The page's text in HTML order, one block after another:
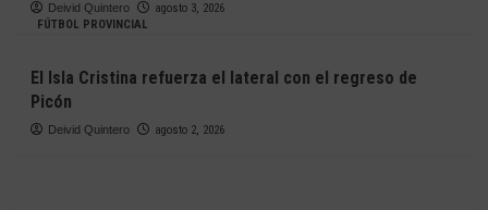
Deivid Quintero
agosto 3, 2026
FÚTBOL PROVINCIAL
El Isla Cristina refuerza el lateral con el regreso de
Picón
Deivid Quintero agosto 2, 2026